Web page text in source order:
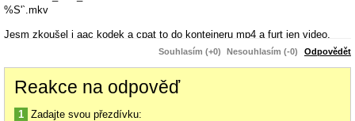
%S'`.mkv
Jesm zkoušel i aac kodek a cpat to do kontejneru mp4 a furt jen video.
Video v kontejneru mp4 se neda přehrat, pokud není ukončene nahravaní,
Souhlasím (+0) Nesouhlasím (-0) Odpovědět
Reakce na odpověď
1 Zadajte svou přezdívku: